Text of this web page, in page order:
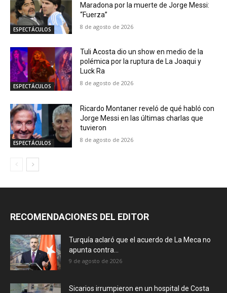
ESPECTÁCULOS
Maradona por la muerte de Jorge Messi:
“Fuerza”
8 de agosto de 2026
ESPECTÁCULOS
Tuli Acosta dio un show en medio de la
polémica por la ruptura de La Joaqui y
Luck Ra
8 de agosto de 2026
ESPECTÁCULOS
Ricardo Montaner reveló de qué habló con
Jorge Messi en las últimas charlas que
tuvieron
8 de agosto de 2026
RECOMENDACIONES DEL EDITOR
Turquía aclaró que el acuerdo de La Meca no
apunta contra...
9 de agosto de 2026
Sicarios irrumpieron en un hospital de Costa